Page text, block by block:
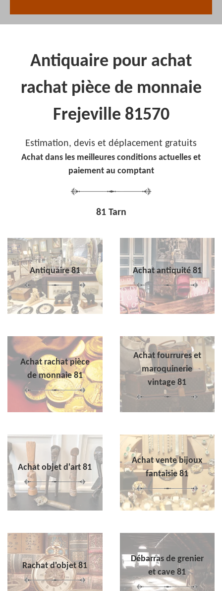
Antiquaire pour achat
rachat pièce de monnaie
Frejeville 81570
Estimation, devis et déplacement gratuits
Achat dans les meilleures conditions actuelles et
paiement au comptant
81 Tarn
Antiquaire 81 Achat antiquité 81
Achat rachat pièce
de monnaie 81
Achat fourrures et
maroquinerie
vintage 81
Achat objet d'art 81
Achat vente bijoux
fantaisie 81
Rachat d'objet 81
Débarras de grenier
et cave 81